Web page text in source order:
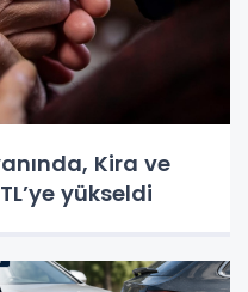
Kira ve
yükseldi